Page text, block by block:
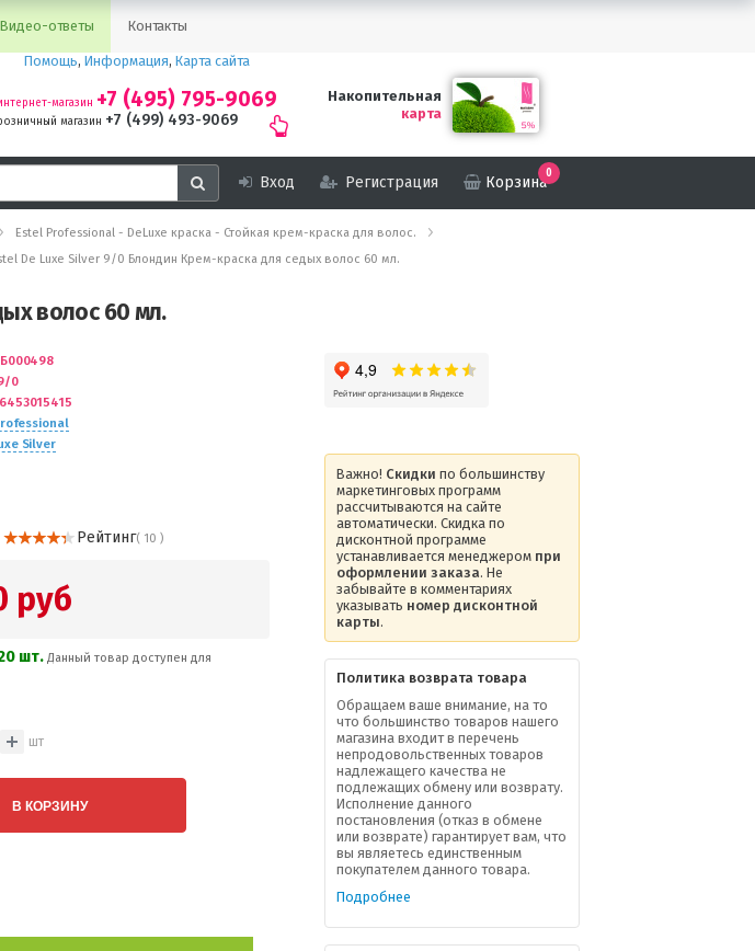
Видео-ответы Контакты
Помощь, Информация, Карта сайта
магазин +7 (495) 795-9069
магазин +7 (499) 493-9069
Накопительная
карта
Вход Регистрация Корзина
0
Estel Professional - DeLuxe краска - Стойкая крем-краска для волос.
De Luxe Silver 9/0 Блондин Крем-краска для седых волос 60 мл.
волос 60 мл.
0
Silver
Рейтинг( 10 )
руб
шт.Данный товар доступен для
шт
В КОРЗИНУ
Важно! Скидки по большинству
маркетинговых программ
рассчитываются на сайте
автоматически. Скидка по
дисконтной программе
устанавливается менеджером при
оформлении заказа. Не
забывайте в комментариях
указывать номер дисконтной
карты.
Политика возврата товара
Обращаем ваше внимание, на то
что большинство товаров нашего
магазина входит в перечень
непродовольственных товаров
надлежащего качества не
подлежащих обмену или возврату.
Исполнение данного
постановления (отказ в обмене
или возврате) гарантирует вам, что
вы являетесь единственным
покупателем данного товара.
Подробнее